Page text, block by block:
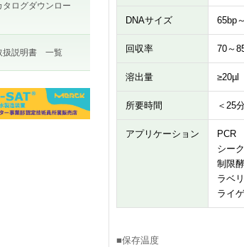
DNAサイズ 65bp
回収率 70～
溶出量 ≥20µl
所要時間 ＜25
アプリケーション
PCR
シー
制限
ラベ
ライ
■保存温度
タログダウンロー
扱説明書 一覧